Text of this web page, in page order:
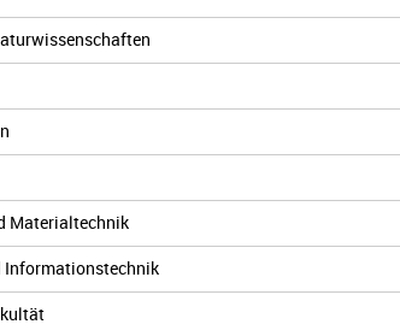
Materialtechnik
Informationstechnik